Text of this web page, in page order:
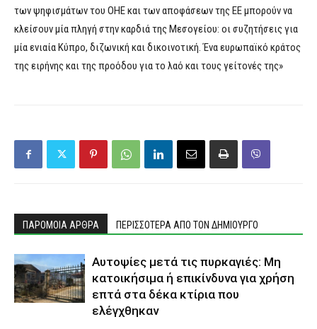
των ψηφισμάτων του ΟΗΕ και των αποφάσεων της ΕΕ μπορούν να
κλείσουν μία πληγή στην καρδιά της Μεσογείου: οι συζητήσεις για
μία ενιαία Κύπρο, διζωνική και δικοινοτική. Ένα ευρωπαϊκό κράτος
της ειρήνης και της προόδου για το λαό και τους γείτονές της»
ΠΑΡΟΜΟΙΑ ΑΡΘΡΑ ΠΕΡΙΣΣΟΤΕΡΑ ΑΠΟ ΤΟΝ ΔΗΜΙΟΥΡΓΟ
Αυτοψίες μετά τις πυρκαγιές: Μη
κατοικήσιμα ή επικίνδυνα για χρήση
επτά στα δέκα κτίρια που
ελέγχθηκαν